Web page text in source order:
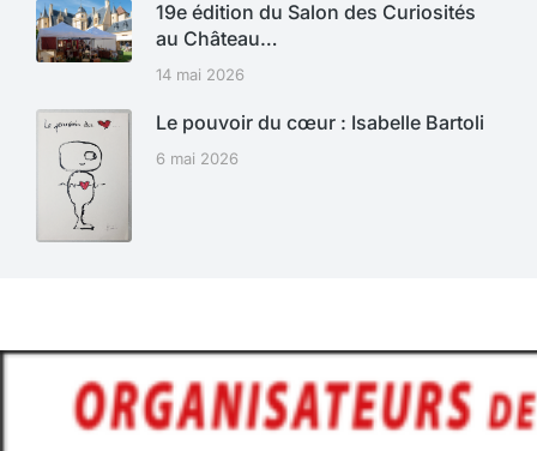
19e édition du Salon des Curiosités
au Château…
14 mai 2026
Le pouvoir du cœur : Isabelle Bartoli
6 mai 2026